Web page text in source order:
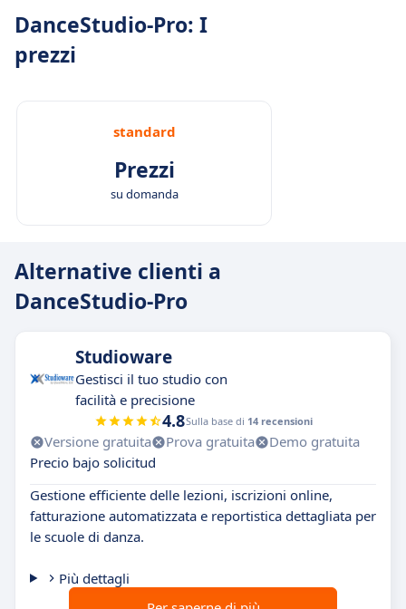
DanceStudio-Pro: I
prezzi
standard
Prezzi
su domanda
Alternative clienti a
DanceStudio-Pro
Studioware
Gestisci il tuo studio con
facilità e precisione
4.8Sulla base di 14 recensioni
Versione gratuita Prova gratuita
Demo gratuita
Precio bajo solicitud
Gestione efficiente delle lezioni, iscrizioni online,
fatturazione automatizzata e reportistica dettagliata per
le scuole di danza.
Più dettagli